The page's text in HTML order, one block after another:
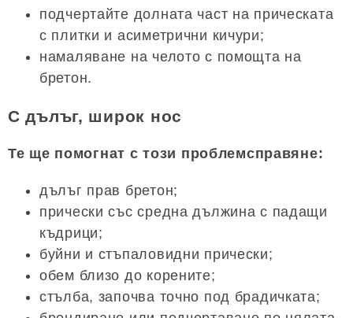
подчертайте долната част на прическата
с плитки и асиметрични кичури;
намаляване на челото с помощта на
бретон.
С дълъг, широк нос
Те ще помогнат с този проблемсправяне:
дълъг прав бретон;
прически със средна дължина с падащи
къдрици;
буйни и стъпаловидни прически;
обем близо до корените;
стълба, започва точно под брадичката;